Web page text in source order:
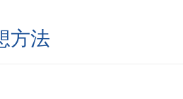
方法